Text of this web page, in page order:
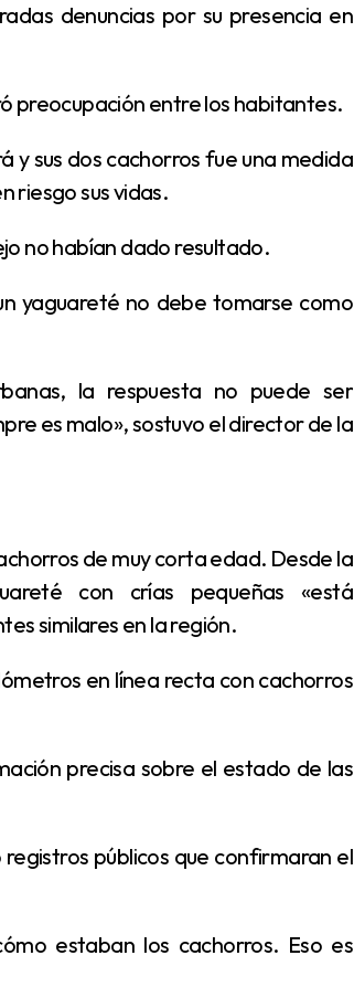
preocupación entre los habitantes.
riesgo sus vidas.
no habían dado resultado.
es malo», sostuvo el director de la
con crías pequeñas «está
similares en la región.